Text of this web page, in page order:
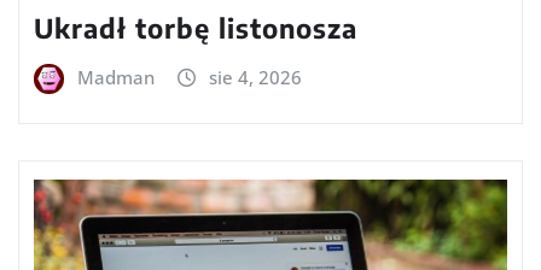
Ukradł torbę listonosza
Madman sie 4, 2026